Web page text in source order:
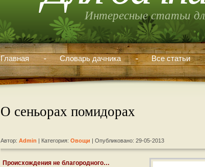
Интересные статьи
Главная Словарь дачника Все статьи
О сеньорах помидорах
Автор: Admin | Категория: Овощи | Опубликовано: 29-05-2013
Происхождения не благородного…